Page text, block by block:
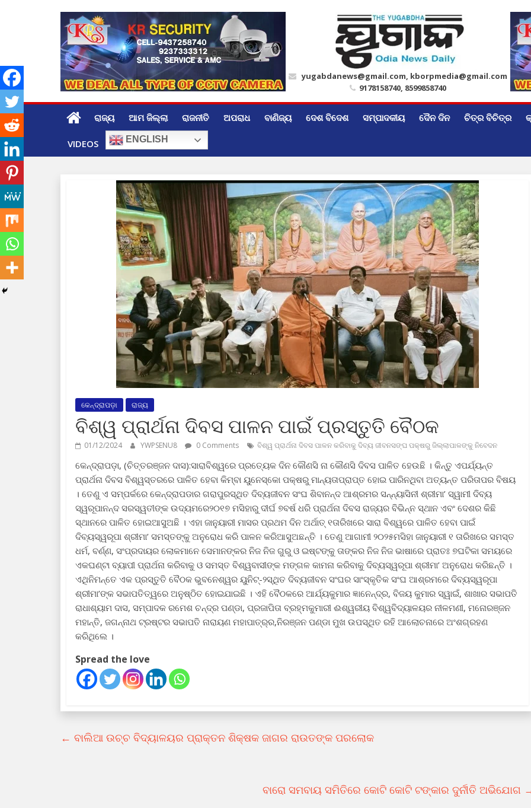
yugabdanews@gmail.com, kborpmedia@gmail.com
9178158740, 8599858740
ରାଜ୍ୟ ଆମ ଜିଲ୍ଲା ରାଜନୀତି ଅପରାଧ ବାଣିଜ୍ୟ ଦେଶ ବିଦେଶ ସମ୍ପାଦକୀୟ ଦୈନ ଦିନ ଚିତ୍ର ବିଚିତ୍ର
VIDEOS ENGLISH
କେନ୍ଦ୍ରାପଡ଼ା ରାଜ୍ୟ
ବିଶ୍ୱ ପ୍ରାର୍ଥନା ଦିବସ ପାଳନ ପାଇଁ ପ୍ରସ୍ତୁତି ବୈଠକ
01/12/2024 YWPSENU8 0 Comments ବିଶ୍ୱ ପ୍ରାର୍ଥନା ଦିବସ ପାଳନ କରିବାକୁ ଦିବ୍ୟ ଜୀବନସଙ୍ଘ ପକ୍ଷରୁ ଜିଲ୍ଲାପାଳଙ୍କୁ ନିବେଦନ
କେନ୍ଦ୍ରାପଡ଼ା, (ଚିତ୍ତରଞ୍ଜନ ଦାସ):ସାରାବିଶ୍ୱରେ ପ୍ରତ୍ୟେକ ଦିନ କୌଣସି ନା କୌଣସି ଦିବସ ପାଳିତ ହେଉଛି । କିନ୍ତୁ ଏପର୍ଯ୍ୟନ୍ତ
ପ୍ରାର୍ଥନା ଦିବସ ବିଶ୍ୱସ୍ତରରେ ପାଳିତ ହେବା କିମ୍ବା ୟୁନେସ୍କୋ ପକ୍ଷରୁ ମାନ୍ୟତାପ୍ରାପ୍ତ ହୋଇ ପାରିନଥିବା ଅତ୍ୟନ୍ତ ପରିତାପର ବିଷୟ
। ତେଣୁ ଏ ସମ୍ପର୍କରେ କେନ୍ଦ୍ରାପଡାର ଗରାପୁରସ୍ଥିତ ଦିବ୍ୟଜୀବନ ସଂଘ ଶିବାନନ୍ଦ ଆଶ୍ରମର ସନ୍ନ୍ୟାସିନୀ ଶ୍ରୀମା’ ସ୍ୱାମୀ ଦିବ୍ୟ
ସ୍ୱରୂପାନନ୍ଦ ସରସ୍ୱତୀଙ୍କ ଉଦ୍ୟମରେ୨୦୧୭ ମସିହାରୁ ଦୀର୍ଘ ୭ବର୍ଷ ଧରି ପ୍ରାର୍ଥନା ଦିବସ ରାଜ୍ୟର ବିଭିନ୍ନ ସ୍ଥାନ ଏବଂ ଦେଶର କିଛି
ସ୍ଥାନରେ ପାଳିତ ହୋଇଆସୁଅଛି । ଏହା ଜାନୁୟାରୀ ମାସର ପ୍ରଥମ ଦିନ ଅର୍ଥାତ୍ ୧ତାରିଖରେ ସାରା ବିଶ୍ୱରେ ପାଳିତ ହେବା ପାଇଁ
ଦିବ୍ୟସ୍ୱରୂପା ଶ୍ରୀମା’ ସମସ୍ତଙ୍କୁ ଅନୁରୋଧ କରି ପାଳନ କରିଆସୁଅଛନ୍ତି । ତେଣୁ ଆଗାମୀ ୨୦୨୫ମସିହା ଜାନୁୟାରୀ ୧ ତାରିଖରେ ସମସ୍ତ
ଧର୍ମ, ବର୍ଣ୍ଣ, ସଂପ୍ରଦାୟର ଲୋକମାନେ ସେମାନଙ୍କର ନିଜ ନିଜ ଗୁରୁ ଓ ଇଷ୍ଟଙ୍କୁ ତାଙ୍କର ନିଜ ନିଜ ଭାଷାରେ ପ୍ରାତଃ ୭ଘଟିକା ସମୟରେ
ଏକଘଣ୍ଟା ବ୍ୟାପୀ ପ୍ରାର୍ଥନା କରିବାକୁ ଓ ସମସ୍ତ ବିଶ୍ୱବାସୀଙ୍କ ମଙ୍ଗଳ କାମନା କରିବାକୁ ଦିବ୍ୟସ୍ୱରୂପା ଶ୍ରୀମା’ ଅନୁରୋଧ କରିଛନ୍ତି ।
ଏଥିନିମନ୍ତେ ଏକ ପ୍ରସ୍ତୁତି ବୈଠକ ଭୁବନେଶ୍ୱର ୟୁନିଟ୍‌-୨ସ୍ଥିତ ଦିବ୍ୟଜୀବନ ସଂଘର ସାଂସ୍କୃତିକ ସଂଘ ଆଶ୍ରମରେ ଦିବ୍ୟସ୍ୱରୂପା
ଶ୍ରୀମା’ଙ୍କ ସଭାପତିତ୍ୱରେ ଅନୁଷ୍ଠିତ ହୋଇଯାଇଛି । ଏହି ବୈଠକରେ ଆର୍ଯ୍ୟକୁମାର ଜ୍ଞାନେନ୍ଦ୍ର, ବିଜୟ କୁମାର ସ୍ୱାଇଁ, ଶାଖାର ସଭାପତି
ରାଧାଶ୍ୟାମ ଦାସ, ସମ୍ପାଦକ ରମେଶ ଚନ୍ଦ୍ର ପଣ୍ଡା, ପ୍ରଜାପିତା ବ୍ରହ୍ମକୁମାରୀ ଈଶ୍ୱରୀୟ ବିଶ୍ୱବିଦ୍ୟାଳୟର ନୀଳମଣୀ, ମନୋରଞ୍ଜନ
ମହାନ୍ତି, ଜଗନ୍ନାଥ ଟ୍ରଷ୍ଟର ସଭାପତି ନାରାୟଣ ମହାପାତ୍ର୍ର,ନିରଞ୍ଜନ ପଣ୍ଡା ମୁଖ ଉପସ୍ଥିତ ରହି ଆଲୋଚନାରେ ଅଂଶଗ୍ରହଣ
କରିଥିଲେ ।
Spread the love
← ବାଲିଆ ଉଚ୍ଚ ବିଦ୍ୟାଳୟର ପ୍ରାକ୍ତନ ଶିକ୍ଷକ ଜାଗର ରାଉତଙ୍କ ପରଲୋକ
ବାରୋ ସମବାୟ ସମିତିରେ କୋଟି କୋଟି ଟଙ୍କାର ଦୁର୍ନୀତି ଅଭିଯୋଗ